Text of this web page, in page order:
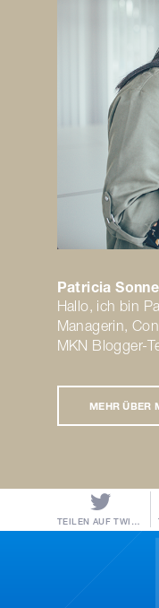
Patricia
Hallo, ich bin
Managerin,
MKN Blogger-
MEHR ÜBER
TEILEN AUF TWITTER